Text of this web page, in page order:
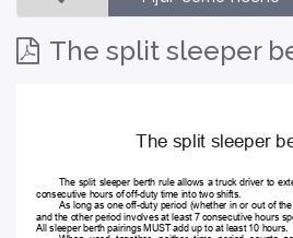
The split sleeper